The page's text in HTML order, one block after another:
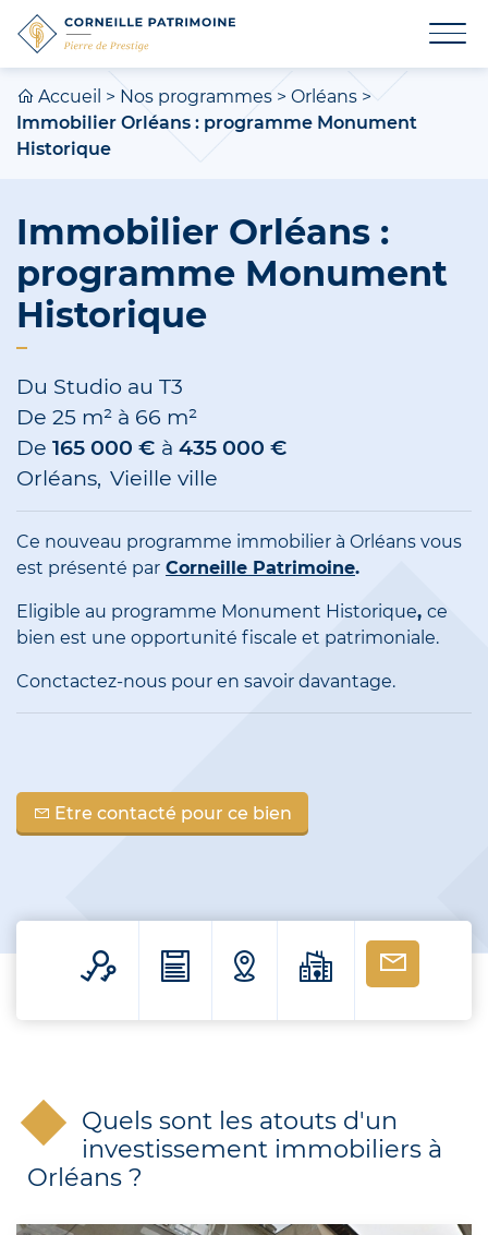
Accueil > Nos programmes> Orléans >
Immobilier Orléans : programme Monument
Historique
Immobilier Orléans :
programme Monument
Historique
Du Studio au T3
De 25 m² à 66 m²
De 165 000 € à 435 000 €
Orléans Vieille ville
Ce nouveau programme immobilier à Orléans vous
est présenté par Corneille Patrimoine.
Eligible au programme Monument Historique, ce
bien est une opportunité fiscale et patrimoniale.
Conctactez-nous pour en savoir davantage.
Etre contacté pour ce bien
Quels sont les atouts d'un
investissement immobiliers à
Orléans ?